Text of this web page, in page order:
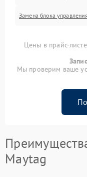
Замена блока управления
Цены в прайс-
Мы проверим ваше
Maytag